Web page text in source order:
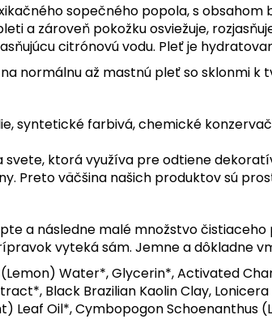
sopečného popola, s
a zároveň pokožku osviežuje,
citrónovú vodu. Pleť je
normálnu až mastnú pleť so sklonmi k
syntetické farbivá, chemické
svete, ktorá využíva pre odtiene
Preto väčšina našich produktov sú
a následne malé množstvo
vyteká sám. Jemne a dôkladne
Water*, Glycerin*, Activated
Black Brazilian Kaolin Clay,
Leaf Oil*, Cymbopogon Schoenanthus